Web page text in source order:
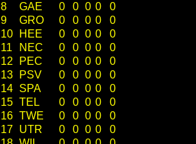
8
GAE 0 0 0 0
0
9
GRO 0 0 0 0
0
10
HEE 0 0 0 0
0
11
NEC 0 0 0 0
0
12
PEC 0 0 0 0
0
13
PSV 0 0 0 0
0
14 SPA 0 0 0 0
0
15 TEL 0 0 0 0
0
16 TWE 0 0 0 0
0
17 UTR 0 0 0 0
0